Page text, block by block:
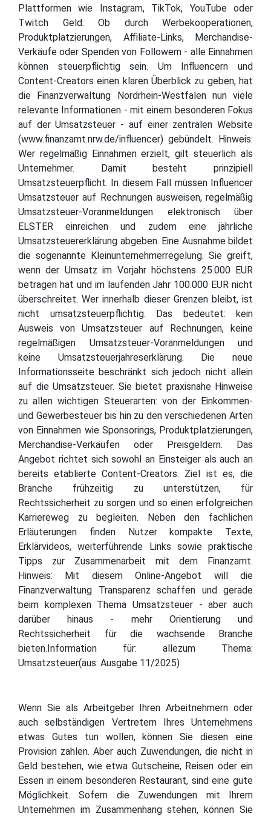
Plattformen wie Instagram, TikTok, YouTube oder
Twitch Geld. Ob durch Werbekooperationen,
Produktplatzierungen, Affiliate-Links, Merchandise-
Verkäufe oder Spenden von Followern - alle Einnahmen
können steuerpflichtig sein. Um Influencern und
Content-Creators einen klaren Überblick zu geben, hat
die Finanzverwaltung Nordrhein-Westfalen nun viele
relevante Informationen - mit einem besonderen Fokus
auf der Umsatzsteuer - auf einer zentralen Website
(www.finanzamt.nrw.de/influencer) gebündelt. Hinweis:
Wer regelmäßig Einnahmen erzielt, gilt steuerlich als
Unternehmer. Damit besteht prinzipiell
Umsatzsteuerpflicht. In diesem Fall müssen Influencer
Umsatzsteuer auf Rechnungen ausweisen, regelmäßig
Umsatzsteuer-Voranmeldungen elektronisch über
ELSTER einreichen und zudem eine jährliche
Umsatzsteuererklärung abgeben. Eine Ausnahme bildet
die sogenannte Kleinunternehmerregelung. Sie greift,
wenn der Umsatz im Vorjahr höchstens 25.000 EUR
betragen hat und im laufenden Jahr 100.000 EUR nicht
überschreitet. Wer innerhalb dieser Grenzen bleibt, ist
nicht umsatzsteuerpflichtig. Das bedeutet: kein
Ausweis von Umsatzsteuer auf Rechnungen, keine
regelmäßigen Umsatzsteuer-Voranmeldungen und
keine Umsatzsteuerjahreserklärung. Die neue
Informationsseite beschränkt sich jedoch nicht allein
auf die Umsatzsteuer. Sie bietet praxisnahe Hinweise
zu allen wichtigen Steuerarten: von der Einkommen-
und Gewerbesteuer bis hin zu den verschiedenen Arten
von Einnahmen wie Sponsorings, Produktplatzierungen,
Merchandise-Verkäufen oder Preisgeldern. Das
Angebot richtet sich sowohl an Einsteiger als auch an
bereits etablierte Content-Creators. Ziel ist es, die
Branche frühzeitig zu unterstützen, für
Rechtssicherheit zu sorgen und so einen erfolgreichen
Karriereweg zu begleiten. Neben den fachlichen
Erläuterungen finden Nutzer kompakte Texte,
Erklärvideos, weiterführende Links sowie praktische
Tipps zur Zusammenarbeit mit dem Finanzamt.
Hinweis: Mit diesem Online-Angebot will die
Finanzverwaltung Transparenz schaffen und gerade
beim komplexen Thema Umsatzsteuer - aber auch
darüber hinaus - mehr Orientierung und
Rechtssicherheit für die wachsende Branche
bieten.Information für: allezum Thema:
Umsatzsteuer(aus: Ausgabe 11/2025)
Wenn Sie als Arbeitgeber Ihren Arbeitnehmern oder
auch selbständigen Vertretern Ihres Unternehmens
etwas Gutes tun wollen, können Sie diesen eine
Provision zahlen. Aber auch Zuwendungen, die nicht in
Geld bestehen, wie etwa Gutscheine, Reisen oder ein
Essen in einem besonderen Restaurant, sind eine gute
Möglichkeit. Sofern die Zuwendungen mit Ihrem
Unternehmen im Zusammenhang stehen, können Sie